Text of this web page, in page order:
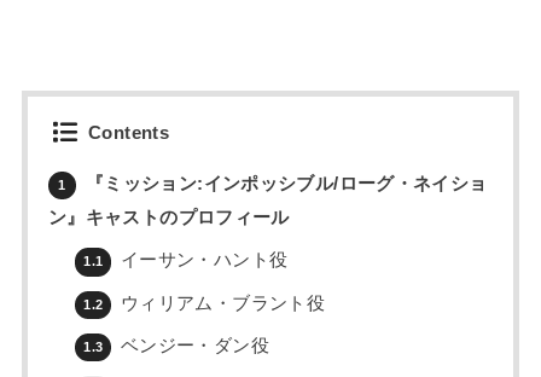
Contents
1
『ミッション:インポッシブル/ローグ・ネイショ
ン』キャストのプロフィール
1.1 イーサン・ハント役
1.2 ウィリアム・ブラント役
1.3 ベンジー・ダン役